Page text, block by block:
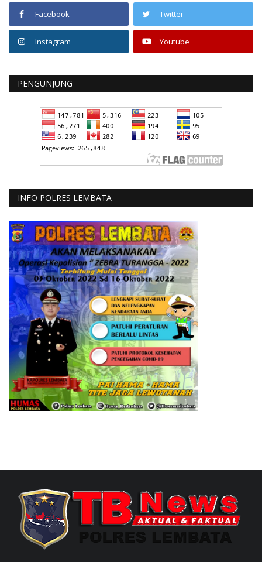
Facebook Twitter
Instagram Youtube
PENGUNJUNG
INFO POLRES LEMBATA